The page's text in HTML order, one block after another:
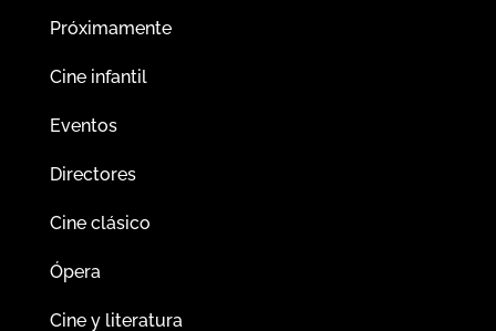
Próximamente
Cine infantil
Eventos
Directores
Cine clásico
Ópera
Cine y literatura